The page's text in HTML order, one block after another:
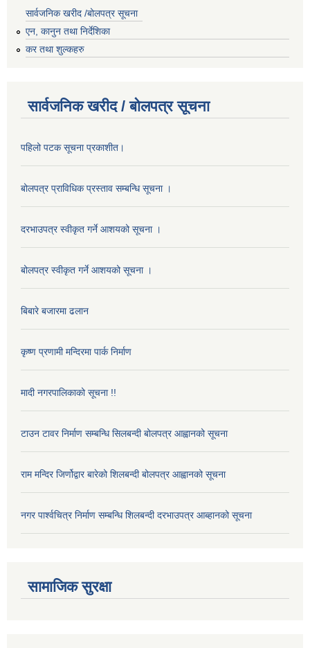
सार्वजनिक खरीद /बोलपत्र सूचना
एन, कानुन तथा निर्देशिका
कर तथा शुल्कहरु
सार्वजनिक खरीद / बोलपत्र सूचना
पहिलो पटक सूचना प्रकाशीत।
बोलपत्र प्राविधिक प्रस्ताव सम्बन्धि सूचना ।
दरभाउपत्र स्वीकृत गर्ने आशयको सूचना ।
बोलपत्र स्वीकृत गर्ने आशयको सूचना ।
बिबारे बजारमा ढलान
कृष्ण प्रणामी मन्दिरमा पार्क निर्माण
मादी नगरपालिकाको सूचना !!
टाउन टावर निर्माण सम्बन्धि सिलबन्दी बोलपत्र आह्वानको सूचना
राम मन्दिर जिर्णोद्वार बारेको शिलबन्दी बोलपत्र आह्वानको सूचना
नगर पार्श्वचित्र निर्माण सम्बन्धि शिलबन्दी दरभाउपत्र आब्हानको सूचना
सामाजिक सुरक्षा